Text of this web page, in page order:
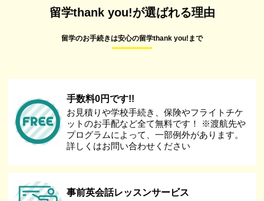
留学thank you!が選ばれる理由
留学のお手続きは安心の留学thank you!まで
手数料0円です!!
お見積りや学校手続き、保険やフライトチケ
ットのお手配など全て無料です！ ※渡航先や
プログラムによって、一部例外があります。
詳しくはお問い合わせください
事前英会話レッスンサービス